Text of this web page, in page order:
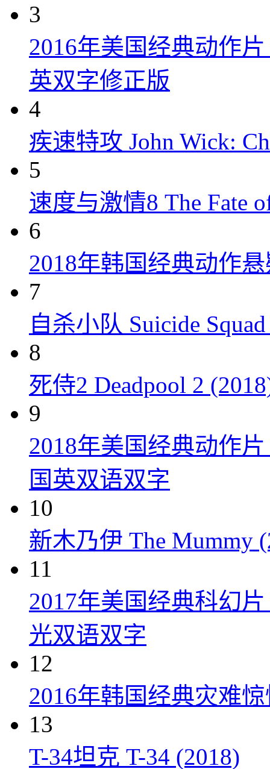
3
2016年美国经典动作
英双字修正版
4
疾速特攻 John Wick:
5
速度与激情8 The Fate
6
2018年韩国经典动作
7
自杀小队 Suicide
8
死侍2 Deadpool 2
9
2018年美国经典动作
国英双语双字
10
新木乃伊 The Mummy
11
2017年美国经典科幻
光双语双字
12
2016年韩国经典灾难
13
T-34坦克 T-34 (2018)